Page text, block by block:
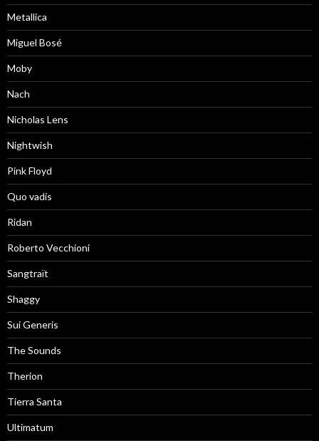
Metallica
Miguel Bosé
Moby
Nach
Nicholas Lens
Nightwish
Pink Floyd
Quo vadis
Ridan
Roberto Vecchioni
Sangtraït
Shaggy
Sui Generis
The Sounds
Therion
Tierra Santa
Ultimatum